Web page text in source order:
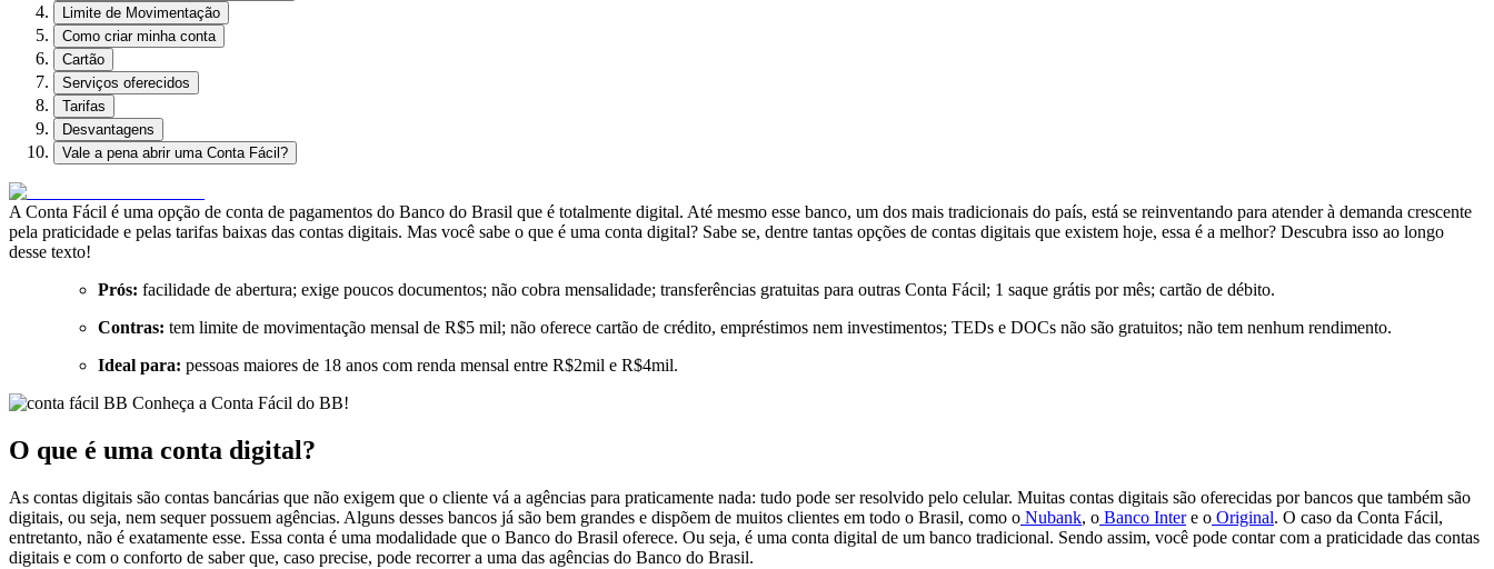
Limite de Movimentação
Como criar minha conta
Cartão
Serviços oferecidos
Tarifas
Desvantagens
Vale a pena abrir uma Conta Fácil?
A Conta Fácil é uma opção de conta de pagamentos do Banco do Brasil que é totalmente digital. Até mesmo esse banco, um dos mais tradicionais do país, está se reinventando para atender à demanda crescente
pela praticidade e pelas tarifas baixas das contas digitais. Mas você sabe o que é uma conta digital? Sabe se, dentre tantas opções de contas digitais que existem hoje, essa é a melhor? Descubra isso ao longo
desse texto!
Prós: facilidade de abertura; exige poucos documentos; não cobra mensalidade; transferências gratuitas para outras Conta Fácil; 1 saque grátis por mês; cartão de débito.
Contras: tem limite de movimentação mensal de R$5 mil; não oferece cartão de crédito, empréstimos nem investimentos; TEDs e DOCs não são gratuitos; não tem nenhum rendimento.
Ideal para: pessoas maiores de 18 anos com renda mensal entre R$2mil e R$4mil.
Conheça a Conta Fácil do BB!
O que é uma conta digital?
As contas digitais são contas bancárias que não exigem que o cliente vá a agências para praticamente nada: tudo pode ser resolvido pelo celular. Muitas contas digitais são oferecidas por bancos que também são
digitais, ou seja, nem sequer possuem agências. Alguns desses bancos já são bem grandes e dispõem de muitos clientes em todo o Brasil, como o Nubank, o Banco Intere o Original. O caso da Conta Fácil,
entretanto, não é exatamente esse. Essa conta é uma modalidade que o Banco do Brasil oferece. Ou seja, é uma conta digital de um banco tradicional. Sendo assim, você pode contar com a praticidade das contas
digitais e com o conforto de saber que, caso precise, pode recorrer a uma das agências do Banco do Brasil.